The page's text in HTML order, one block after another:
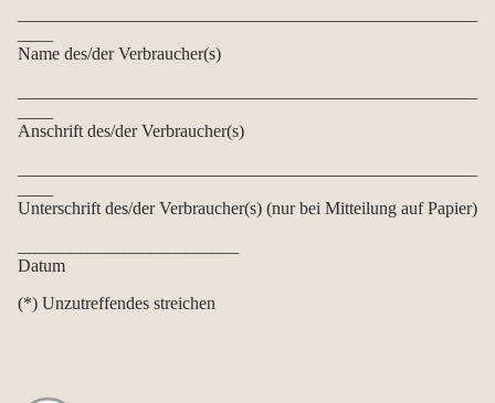
Name des/der Verbraucher(s)
Anschrift des/der Verbraucher(s)
Unterschrift des/der Verbraucher(s) (nur bei Mitteilung auf Papier)
Datum
(*) Unzutreffendes streichen